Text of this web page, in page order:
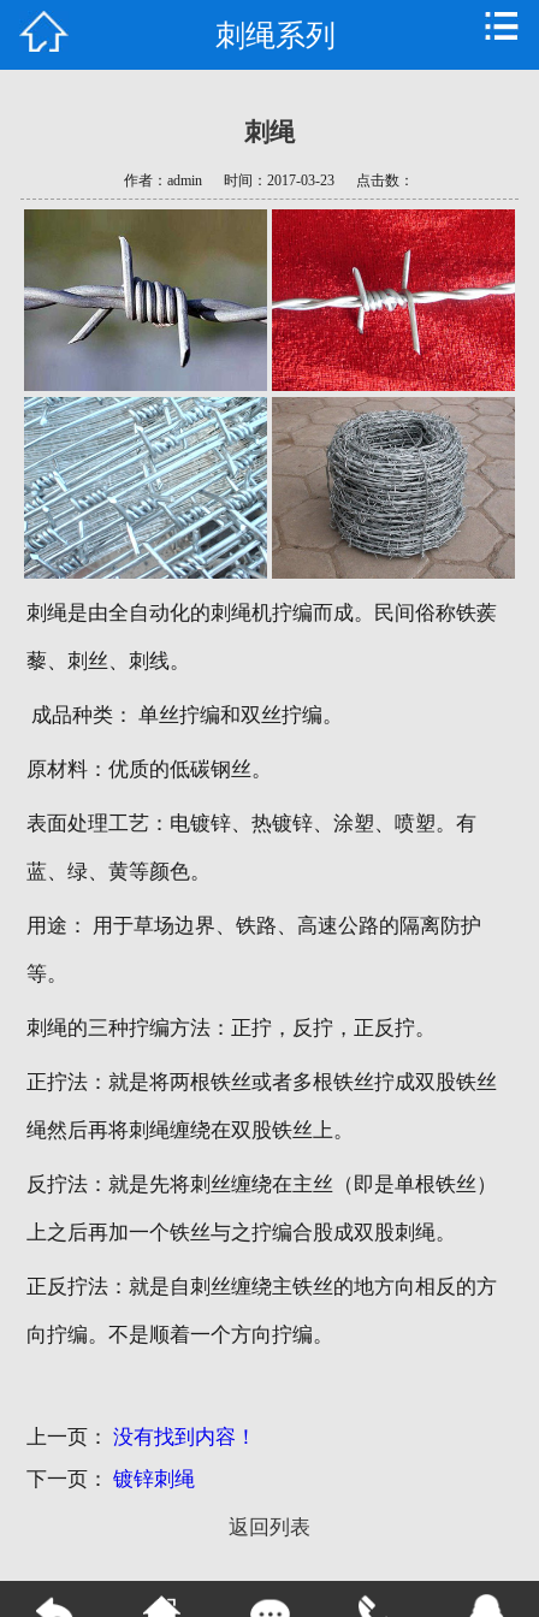
新闻资讯
技术支持
常见问题
资质荣誉
联系我们
刺绳系列
刺绳
作者：admin 时间：2017-03-23 点击数：
刺绳是由全自动化的刺绳机拧编而成。民间俗称铁蒺
藜、刺丝、刺线。
成品种类： 单丝拧编和双丝拧编。
原材料：优质的低碳钢丝。
表面处理工艺：电镀锌、热镀锌、涂塑、喷塑。有
蓝、绿、黄等颜色。
用途： 用于草场边界、铁路、高速公路的隔离防护
等。
刺绳的三种拧编方法：正拧，反拧，正反拧。
正拧法：就是将两根铁丝或者多根铁丝拧成双股铁丝
绳然后再将刺绳缠绕在双股铁丝上。
反拧法：就是先将刺丝缠绕在主丝（即是单根铁丝）
上之后再加一个铁丝与之拧编合股成双股刺绳。
正反拧法：就是自刺丝缠绕主铁丝的地方向相反的方
向拧编。不是顺着一个方向拧编。
上一页： 没有找到内容！
下一页： 镀锌刺绳
返回列表